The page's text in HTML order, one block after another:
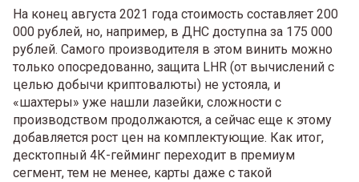
На конец августа 2021 года стоимость составляет 200
000 рублей, но, например, в ДНС доступна за 175 000
рублей. Самого производителя в этом винить можно
только опосредованно, защита LHR (от вычислений с
целью добычи криптовалюты) не устояла, и
«шахтеры» уже нашли лазейки, сложности с
производством продолжаются, а сейчас еще к этому
добавляется рост цен на комплектующие. Как итог,
десктопный 4К-гейминг переходит в премиум
сегмент, тем не менее, карты даже с такой